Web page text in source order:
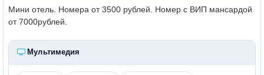
Мини отель. Номера от 3500 рублей. Номер с ВИП мансардой
от 7000рублей.
Мультимедия